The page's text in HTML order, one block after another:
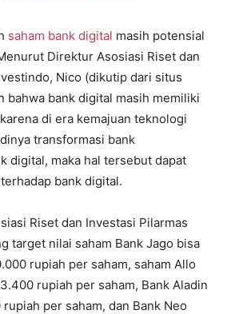
saham bank digital masih potensial
Direktur Asosiasi Riset dan
Nico (dikutip dari situs
bahwa bank digital masih memiliki
di era kemajuan teknologi
transformasi bank
digital, maka hal tersebut dapat
bank digital.
Riset dan Investasi Pilarmas
target nilai saham Bank Jago bisa
rupiah per saham, saham Allo
rupiah per saham, Bank Aladin
per saham, dan Bank Neo